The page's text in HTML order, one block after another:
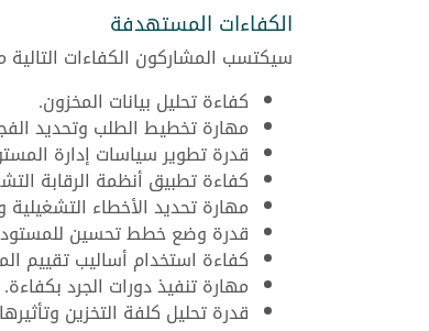
الكفاءات المستهدفة
سيكتسب المشاركون الكفاءات التالية
كفاءة تحليل بيانات المخزون.
مهارة تخطيط الطلب وتحديد
قدرة تطوير سياسات إدارة
كفاءة تطبيق أنظمة الرقابة
مهارة تحديد الأخطاء
قدرة وضع خطط تحسين
كفاءة استخدام أساليب تقييم
مهارة تنفيذ دورات الجرد بكفاءة.
قدرة تحليل كلفة التخزين